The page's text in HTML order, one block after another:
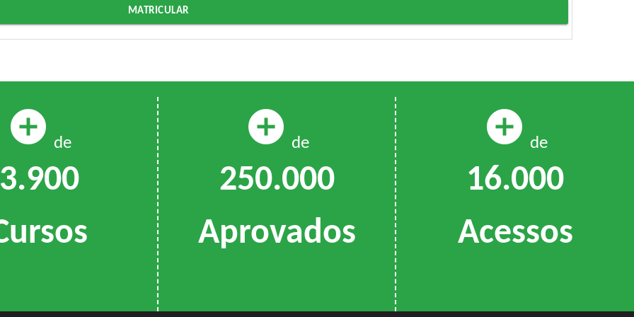
MATRICULAR
add_circle de
3.900
add_circle de
250.000
Aprovados
add_circle de
16.000
Acessos